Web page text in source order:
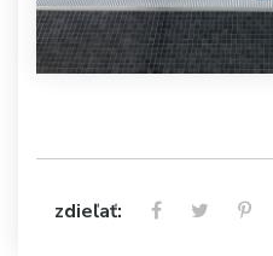
zdieľať: